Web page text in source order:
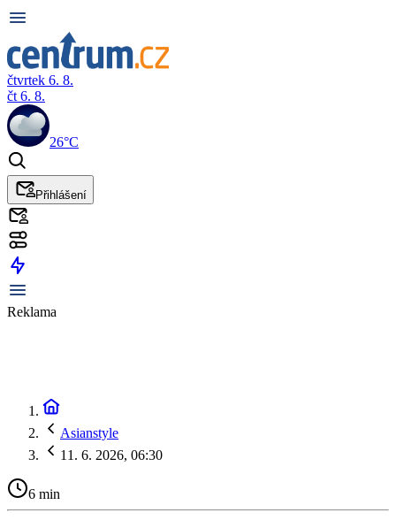
čtvrtek 6. 8.
čt 6. 8.
26°C
Přihlášení
Reklama
Asianstyle
11. 6. 2026, 06:30
6 min